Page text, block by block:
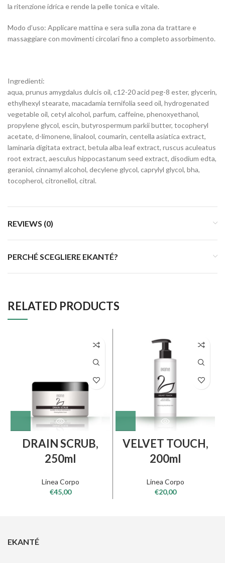
la ritenzione idrica e rende la pelle tonica e vitale.
Modo d’uso: Applicare mattina e sera sulla zona da trattare e
massaggiare con movimenti circolari fino a completo assorbimento.
Ingredienti:
aqua, prunus amygdalus dulcis oil, c12-20 acid peg-8 ester, glycerin,
ethylhexyl stearate, macadamia ternifolia seed oil, hydrogenated
vegetable oil, cetyl alcohol, parfum, caffeine, phenoxyethanol,
propylene glycol, escin, butyrospermum parkii butter, tocopheryl
acetate, d-limonene, linalool, coumarin, centella asiatica extract,
laminaria digitata extract, betula alba leaf extract, ruscus aculeatus
root extract, aesculus hippocastanum seed extract, disodium edta,
geraniol, cinnamyl alcohol, decylene glycol, caprylyl glycol, bha,
tocopherol, citronellol, citral.
REVIEWS (0)
PERCHÉ SCEGLIERE EKANTÉ?
RELATED PRODUCTS
DRAIN SCRUB,
250ml
Linea Corpo
€45,00
VELVET TOUCH,
200ml
Linea Corpo
€20,00
EKANTÉ